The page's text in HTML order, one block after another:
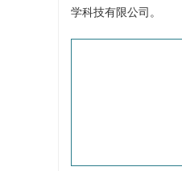
学科技有限公司。